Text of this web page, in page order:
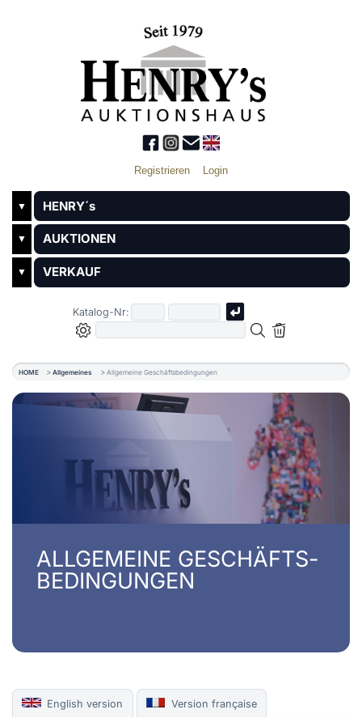
Registrieren Login
▼ HENRY´s
▼ AUKTIONEN
▼ VERKAUF
Katalog-Nr:
HOME Allgemeines Allgemeine Geschäftsbedingungen
ALLGEMEINE GESCHÄFTS­
BEDINGUNGEN
English version Version française